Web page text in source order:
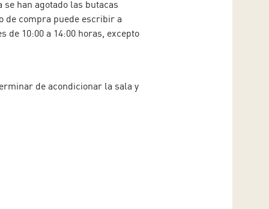
han agotado las butacas
de compra puede escribir a
de 10:00 a 14:00 horas, excepto
de acondicionar la sala y